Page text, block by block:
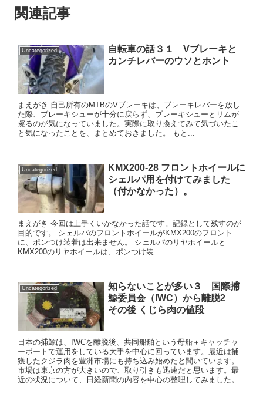
関連記事
Uncategorized
自転車の話３１ Vブレーキと
カンチレバーのウソとホント
まえがき 自己所有のMTBのVブレーキは、ブレーキレバーを放し
た際、ブレーキシューが十分に戻らず、ブレーキシューとリムが
擦るのが気になっていました。実際に取り換えてみて気づいたこ
と気になったことを、まとめておきました。 もと...
Uncategorized
KMX200-28 フロントホイールに
シェルパ用を付けてみました
（付かなかった）。
まえがき 今回は上手くいかなかった話です。記録として残すのが
目的です。 シェルパのフロントホイールがKMX200のフロント
に、ポンつけ装着は出来ません。 シェルパのリヤホイールと
KMX200のリヤホイールは、ポンつけ装...
Uncategorized
知らないことが多い３ 国際捕
鯨委員会（IWC）から離脱2
その後 くじら肉の値段
日本の捕鯨は、IWCを離脱後、共同船舶という母船＋キャッチャ
ーボートで運用をしている大手を中心に回っています。最近は捕
獲したクジラ肉を豊洲市場にも持ち込み始めたと聞いています。
市場は東京の方が大きいので、取り引きも迅速だと思います。最
近の状況について、日経新聞の内容を中心の整理してみました。